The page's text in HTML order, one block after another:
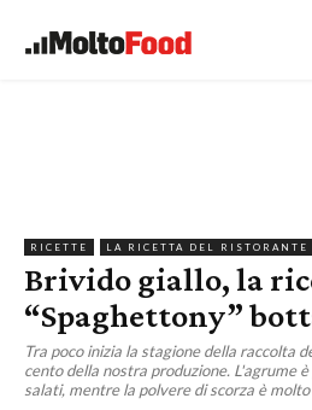
RICETTE LA RICETTA DEL RISTORANTE
Brivido giallo, la
“Spaghettony”
Tra poco inizia la stagione della raccolta
cento della nostra produzione. L'agrume
salati, mentre la polvere di scorza è